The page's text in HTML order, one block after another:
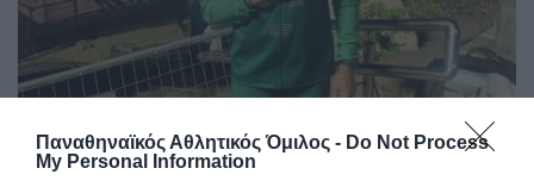
Παναθηναϊκός Αθλητικός Όμιλος - Do Not Process
My Personal Information